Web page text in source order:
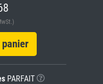
PARFAIT